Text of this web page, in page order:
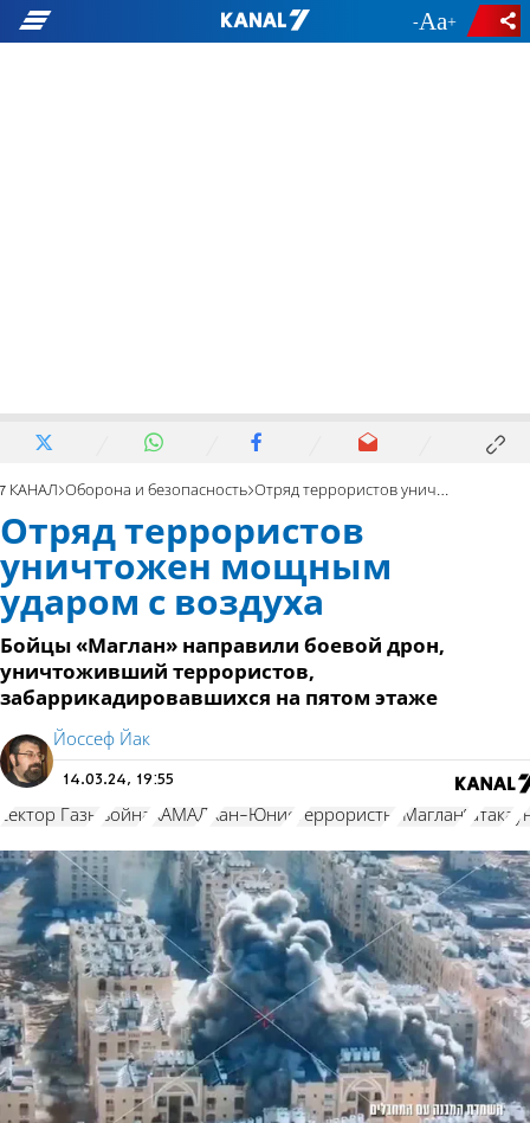
- +
7 КАНАЛ Оборона и безопасность Отряд террористов уничтожен мощным ударом с воздуха
Отряд террористов
уничтожен мощным
ударом с воздуха
Бойцы «Маглан» направили боевой дрон,
уничтоживший террористов,
забаррикадировавшихся на пятом этаже
Йоссеф Йак
14.03.24, 19:55
сектор Газы война ХАМАД Хан-Юнис террористы "Маглан" атака